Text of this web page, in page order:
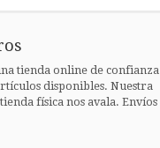
tienda online de confianza
disponibles. Nuestra
física nos avala. Envíos